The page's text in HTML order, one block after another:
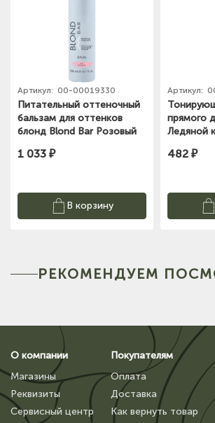
Артикул: 00-00019330
Питательный оттеночный
бальзам для оттенков
блонд Blond Bar Розовый
1 033 ₽
В корзину
Артикул:
прямого
Ледяной
LUXOR
482 ₽
РЕКОМЕНДУЕМ
О компании
Магазины
Реквизиты
Сервисный центр
Покупателям
Оплата
Доставка
Как вернуть товар